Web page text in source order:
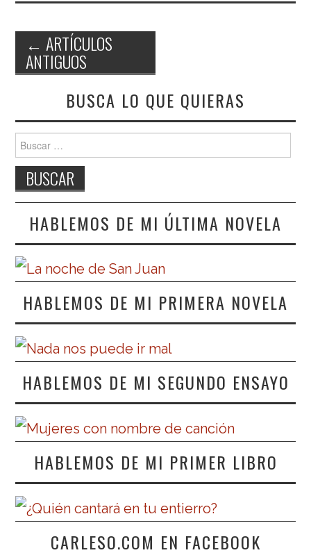
Navegación de entradas
← ARTÍCULOS
ANTIGUOS
BUSCA LO QUE QUIERAS
Buscar:
HABLEMOS DE MI ÚLTIMA NOVELA
HABLEMOS DE MI PRIMERA NOVELA
HABLEMOS DE MI SEGUNDO ENSAYO
HABLEMOS DE MI PRIMER LIBRO
CARLESO.COM EN FACEBOOK